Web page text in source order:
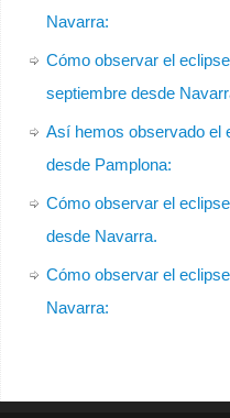
Navarra:
Cómo observar el
septiembre desde
Así hemos observado el
desde Pamplona:
Cómo observar el
desde Navarra.
Cómo observar el
Navarra: